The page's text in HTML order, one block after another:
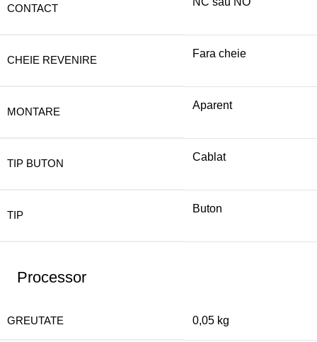
CONTACT
CHEIE REVENIRE
Fara cheie
MONTARE
Aparent
TIP BUTON
Cablat
TIP
Buton
Processor
GREUTATE 0,05 kg